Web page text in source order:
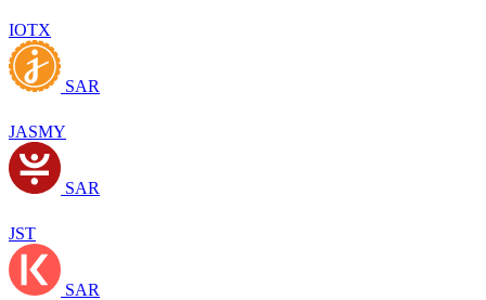
IOTX
SAR
JASMY
SAR
JST
SAR